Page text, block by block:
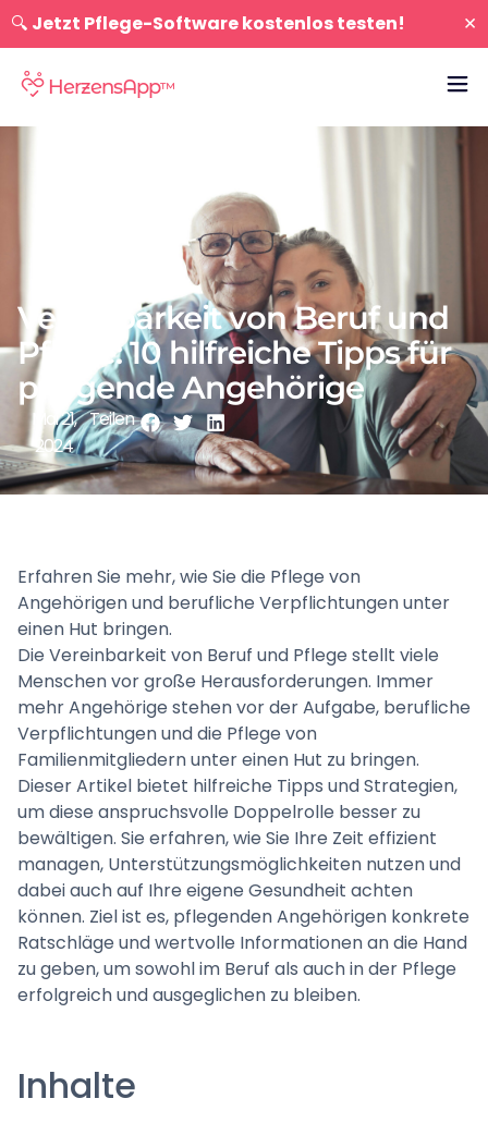
🔍 Jetzt Pflege-Software kostenlos testen! ×
HerzensApp™
Vereinbarkeit von Beruf und
Pflege: 10 hilfreiche Tipps für
pflegende Angehörige
Mai 21,
2024
Teilen
Erfahren Sie mehr, wie Sie die Pflege von
Angehörigen und berufliche Verpflichtungen unter
einen Hut bringen.
Die Vereinbarkeit von Beruf und Pflege stellt viele
Menschen vor große Herausforderungen. Immer
mehr Angehörige stehen vor der Aufgabe, berufliche
Verpflichtungen und die Pflege von
Familienmitgliedern unter einen Hut zu bringen.
Dieser Artikel bietet hilfreiche Tipps und Strategien,
um diese anspruchsvolle Doppelrolle besser zu
bewältigen. Sie erfahren, wie Sie Ihre Zeit effizient
managen, Unterstützungsmöglichkeiten nutzen und
dabei auch auf Ihre eigene Gesundheit achten
können. Ziel ist es, pflegenden Angehörigen konkrete
Ratschläge und wertvolle Informationen an die Hand
zu geben, um sowohl im Beruf als auch in der Pflege
erfolgreich und ausgeglichen zu bleiben.
Inhalte